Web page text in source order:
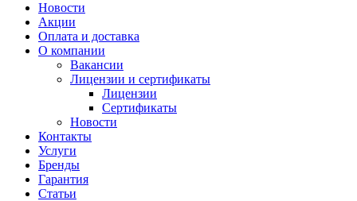
Новости
Акции
Оплата и доставка
О компании
Вакансии
Лицензии и сертификаты
Лицензии
Сертификаты
Новости
Контакты
Услуги
Бренды
Гарантия
Статьи